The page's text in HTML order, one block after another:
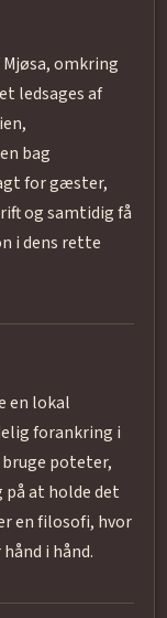
omkring
ledsages af
bag
for gæster,
og samtidig få
i dens rette
en lokal
forankring i
poteter,
at holde det
en filosofi, hvor
i hånd.